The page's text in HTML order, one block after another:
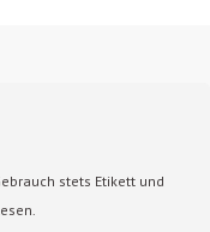
stets Etikett und